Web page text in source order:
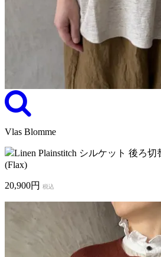
Vlas Blomme
Linen Plainstitch シルケット 後ろ
(Flax)
20,900円 税込